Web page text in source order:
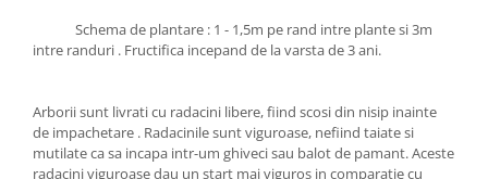
Schema de plantare : 1 - 1,5m pe rand intre plante si 3m
intre randuri . Fructifica incepand de la varsta de 3 ani.
Arborii sunt livrati cu radacini libere, fiind scosi din nisip inainte
de impachetare . Radacinile sunt viguroase, nefiind taiate si
mutilate ca sa incapa intr-um ghiveci sau balot de pamant. Aceste
radacini viguroase dau un start mai viguros in comparatie cu